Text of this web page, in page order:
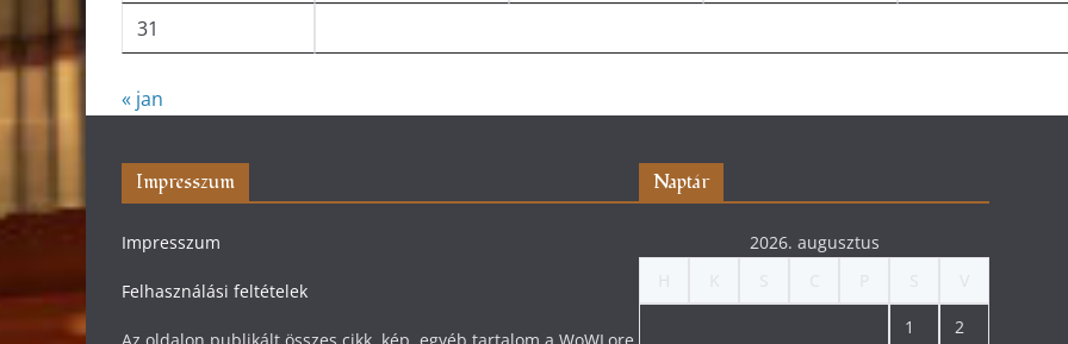
31
« jan
Impresszum
Impresszum
Felhasználási feltételek
Naptár
2026. augusztus
1 2